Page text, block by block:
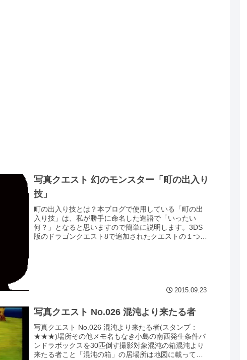
写真クエスト 幻のモンスター「町の出入り
技」
町の出入り技とは？本ブログで使用している「町の出
入り技」は、私が勝手に命名した造語で「いったい
何？」となると思いますので簡単に説明します。3DS
版のドラゴンクエスト8で追加されたクエストの１つ
2015.09.23
写真クエスト No.026 混沌より来たる者
写真クエスト No.026 混沌より来たる者(スタンプ：
★★★)場所その他メモ名もなき小島の南西発生条件パ
ンドラボックスを30匹倒す撮影対象混沌の箱混沌より
来たる者こと「混沌の箱」の居場所は地図に載ってい